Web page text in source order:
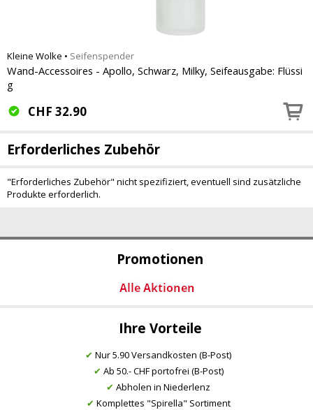
Promotionen
Ihre Vorteile
✔ Nur 5.90 Versandkosten (B-Post)
✔ Ab 50.- CHF portofrei (B-Post)
✔ Abholen in Niederlenz
✔ Komplettes "Spirella" Sortiment
Kleine Wolke • Seifenspender
Wand-Accessoires - Apollo, Schwarz, Milky, Seifeausgabe: Flüssi
g
CHF 32.90
Erforderliches Zubehör
"Erforderliches Zubehör" nicht spezifiziert, eventuell sind zusätzliche
Produkte erforderlich.